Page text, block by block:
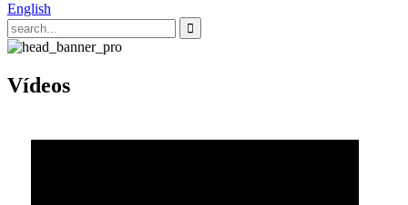
English
Vídeos